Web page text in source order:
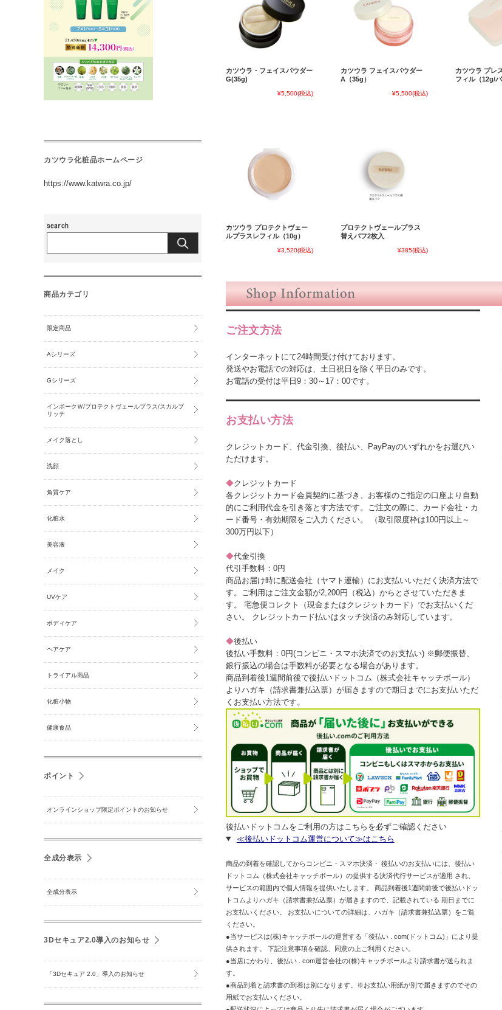
カツウラ・フェイスパウダー
G(35g)
¥5,500(税込)
カツウラ フェイスパウダー
A（35g）
¥5,500(税込)
カツウラ プレ
フィル（12g/パ
カツウラ プロテクトヴェー
ルプラスレフィル（10g）
¥3,520(税込)
プロテクトヴェールプラス
替えパフ2枚入
¥385(税込)
ご注文方法
インターネットにて24時間受け付けております。
発送やお電話での対応は、土日祝日を除く平日のみです。
お電話の受付は平日9：30～17：00です。
お支払い方法
クレジットカード、代金引換、後払い、PayPayのいずれかをお選びい
ただけます。
◆クレジットカード
各クレジットカード会員契約に基づき、お客様のご指定の口座より自動
的にご利用代金を引き落とす方法です。ご注文の際に、カード会社・カ
ード番号・有効期限をご入力ください。 （取引限度枠は100円以上～
300万円以下）
◆代金引換
代引手数料：0円
商品お届け時に配送会社（ヤマト運輸）にお支払いいただく決済方法で
す。ご利用はご注文金額が2,200円（税込）からとさせていただきま
す。 宅急便コレクト（現金またはクレジットカード）でお支払いくだ
さい。 クレジットカード払いはタッチ決済のみ対応しています。
◆後払い
後払い手数料：0円(コンビニ・スマホ決済でのお支払い) ※郵便振替、
銀行振込の場合は手数料が必要となる場合があります。
商品到着後1週間前後で後払いドットコム（株式会社キャッチボール）
よりハガキ（請求書兼払込票）が届きますので期日までにお支払いただ
くお支払い方法です。
後払いドットコムをご利用の方はこちらを必ずご確認ください
≪後払いドットコム運営について≫はこちら
商品の到着を確認してからコンビニ・スマホ決済・ 後払いのお支払いには、後払い
ドットコム（株式会社キャッチボール）の提供する決済代行サービスが適用 され、
サービスの範囲内で個人情報を提供いたします。 商品到着後1週間前後で後払いドッ
トコムよりハガキ（請求書兼払込票）が届きますので、記載されている 期日までに
お支払いください。 お支払いについての詳細は、ハガキ（請求書兼払込票）をご覧
ください。
●当サービスは(株)キャッチボールの運営する「後払い . com(ドットコム)」により提
供されます。 下記注意事項を確認、同意の上ご利用ください。
●当店にかわり、後払い . com運営会社の(株)キャッチボールより請求書が送られま
す。
●商品到着と請求書の到着は別になります。※お支払い用紙が別で届きますのでその
用紙でお支払いください。
カツウラ化粧品ホームページ
https://www.katwra.co.jp/
商品カテゴリ
限定商品
Aシリーズ
Gシリーズ
インボークＷ/プロテクトヴェールプラス/スカルプ
リッチ
メイク落とし
洗顔
角質ケア
化粧水
美容液
メイク
UVケア
ボディケア
ヘアケア
トライアル商品
化粧小物
健康食品
ポイント
オンラインショップ限定ポイントのお知らせ
全成分表示
全成分表示
3Dセキュア2.0導入のお知らせ
「3Dセキュア 2.0」導入のお知らせ